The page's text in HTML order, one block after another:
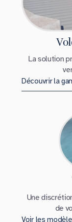
La solution
Découvrir la
Une
de
Voir les